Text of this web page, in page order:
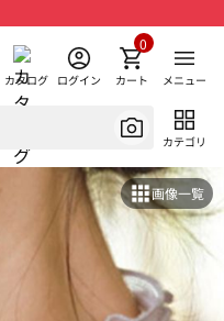
カタログ ログイン カート
0
メニュー
カテゴリ
画像一覧